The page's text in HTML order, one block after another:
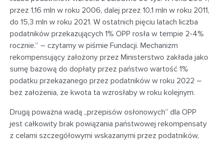
przez 1,16 mln w roku 2006, dalej przez 10,1 mln w roku 2011,
do 15,3 mln w roku 2021. W ostatnich pięciu latach liczba
podatników przekazujących 1% OPP rosła w tempie 2-4%
rocznie.” – czytamy w piśmie Fundacji. Mechanizm
rekompensujący założony przez Ministerstwo zakłada jako
sumę bazową do dopłaty przez państwo wartość 1%
podatku przekazanego przez podatników w roku 2022 –
bez założenia, że kwota ta wzrosłaby w roku kolejnym.
Drugą poważna wadą „przepisów osłonowych” dla OPP
jest całkowity brak powiązania państwowej rekompensaty
z celami szczegółowymi wskazanymi przez podatników,